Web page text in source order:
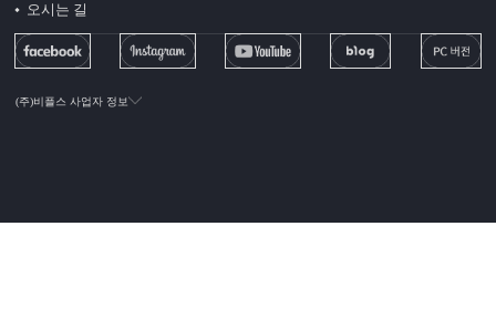
오시는 길
(주)비플스 사업자 정보